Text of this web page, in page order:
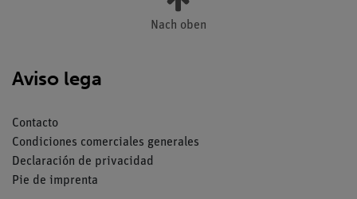
Nach oben
Aviso lega
Contacto
Condiciones comerciales generales
Declaración de privacidad
Pie de imprenta